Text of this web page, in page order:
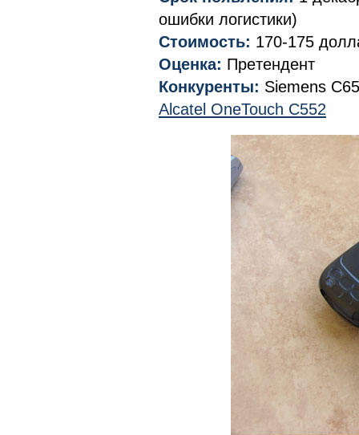
ошибки логистики)
Стоимость: 170-175
Оценка: Прeтендент
Конкуренты: Siemens
Alcatel OneTouch C552